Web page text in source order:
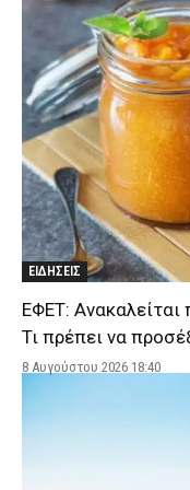
ΕΙΔΗΣΕΙΣ
ΕΦΕΤ:
Τι πρέπει να
8 Αυγούστου 2026 18:40